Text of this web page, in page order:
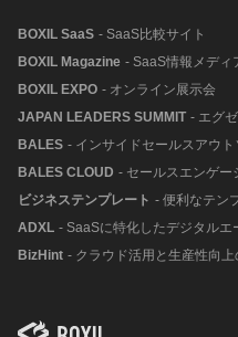
BOXIL SaaS - SaaS比較サイト
BOXIL Magazine - SaaS情報メディ
BOXIL EXPO - オンライン展示会
JAPAN LEADERS SUMMIT - エグ
BALES - インサイドセールスアウ
BALES CLOUD - セールスエンゲー
ビジネステンプレート - 便利なテン
ADXL - SaaSに特化したデジタルエ
BizHint - クラウド活用と生産性向上